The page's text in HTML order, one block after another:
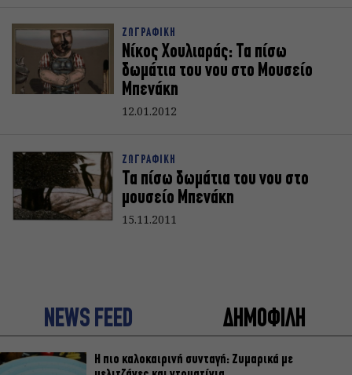
ΖΩΓΡΑΦΙΚΗ
Νίκος Χουλιαράς: Τα πίσω
δωμάτια του νου στο Μουσείο
Μπενάκη
12.01.2012
ΖΩΓΡΑΦΙΚΗ
Τα πίσω δωμάτια του νου στο
μουσείο Μπενάκη
15.11.2011
NEWS FEED ΔΗΜΟΦΙΛΗ
Η πιο καλοκαιρινή συνταγή: Ζυμαρικά με